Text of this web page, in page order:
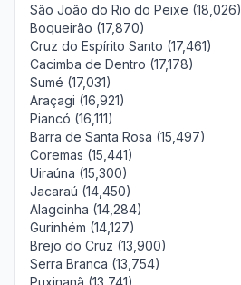
São João do Rio do Peixe (18,026)
Boqueirão (17,870)
Cruz do Espírito Santo (17,461)
Cacimba de Dentro (17,178)
Sumé (17,031)
Araçagi (16,921)
Piancó (16,111)
Barra de Santa Rosa (15,497)
Coremas (15,441)
Uiraúna (15,300)
Jacaraú (14,450)
Alagoinha (14,284)
Gurinhém (14,127)
Brejo do Cruz (13,900)
Serra Branca (13,754)
Puxinanã (13,741)